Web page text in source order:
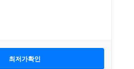
최저가확인